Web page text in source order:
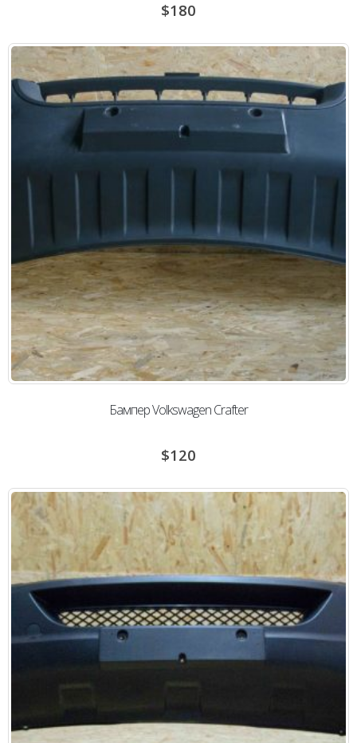
$180
Бампер Volkswagen Сrafter
$120